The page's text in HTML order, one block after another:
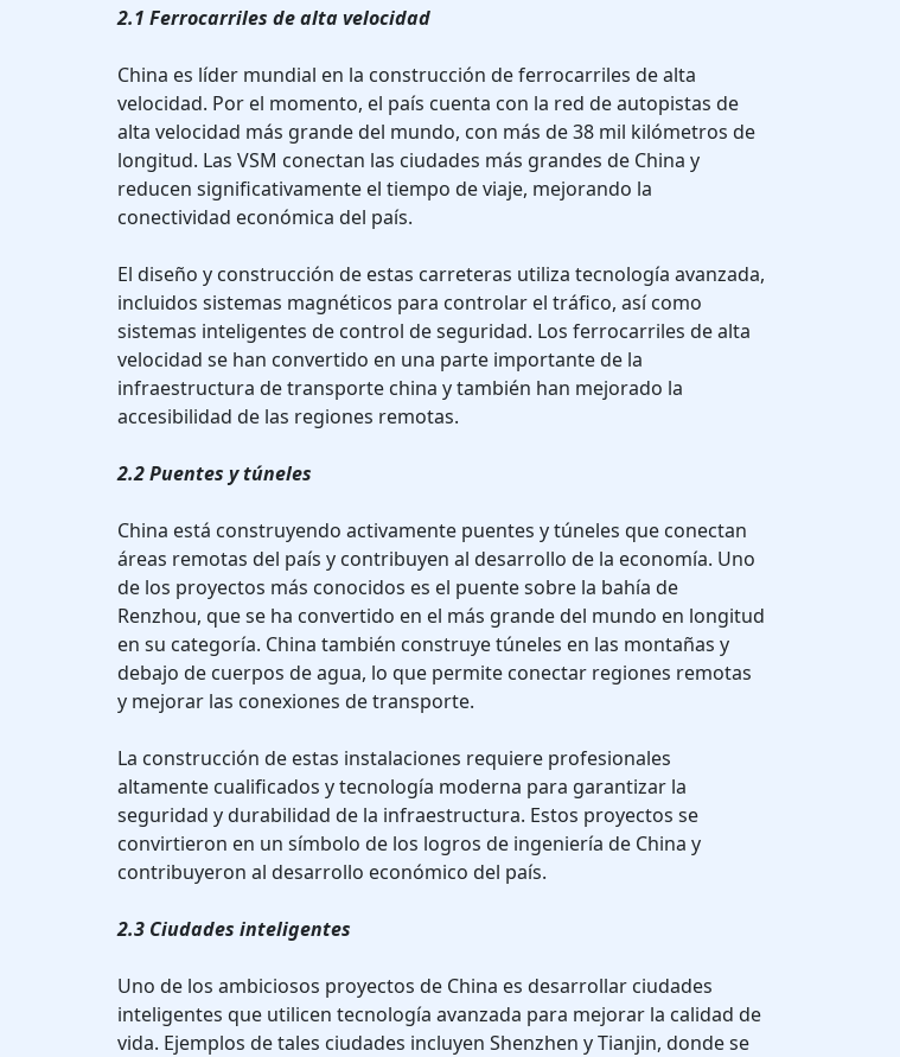
2.1 Ferrocarriles de alta velocidad
China es líder mundial en la construcción de ferrocarriles de alta
velocidad. Por el momento, el país cuenta con la red de autopistas de
alta velocidad más grande del mundo, con más de 38 mil kilómetros de
longitud. Las VSM conectan las ciudades más grandes de China y
reducen significativamente el tiempo de viaje, mejorando la
conectividad económica del país.
El diseño y construcción de estas carreteras utiliza tecnología avanzada,
incluidos sistemas magnéticos para controlar el tráfico, así como
sistemas inteligentes de control de seguridad. Los ferrocarriles de alta
velocidad se han convertido en una parte importante de la
infraestructura de transporte china y también han mejorado la
accesibilidad de las regiones remotas.
2.2 Puentes y túneles
China está construyendo activamente puentes y túneles que conectan
áreas remotas del país y contribuyen al desarrollo de la economía. Uno
de los proyectos más conocidos es el puente sobre la bahía de
Renzhou, que se ha convertido en el más grande del mundo en longitud
en su categoría. China también construye túneles en las montañas y
debajo de cuerpos de agua, lo que permite conectar regiones remotas
y mejorar las conexiones de transporte.
La construcción de estas instalaciones requiere profesionales
altamente cualificados y tecnología moderna para garantizar la
seguridad y durabilidad de la infraestructura. Estos proyectos se
convirtieron en un símbolo de los logros de ingeniería de China y
contribuyeron al desarrollo económico del país.
2.3 Ciudades inteligentes
Uno de los ambiciosos proyectos de China es desarrollar ciudades
inteligentes que utilicen tecnología avanzada para mejorar la calidad de
vida. Ejemplos de tales ciudades incluyen Shenzhen y Tianjin, donde se